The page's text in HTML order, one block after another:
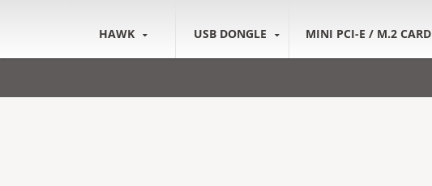
HAWK USB DONGLE MINI PCI-E / M.2 CARD